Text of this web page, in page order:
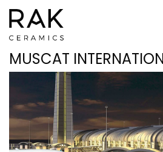
MUSCAT